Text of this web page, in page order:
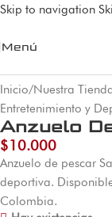
Skip to navigation
Menú
Inicio/Nuestra
Entretenimiento y
Anzuelo
$10.000
Anzuelo de pescar
deportiva.
Colombia.